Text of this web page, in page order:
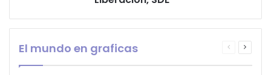
El mundo en graficas
PáginaPágina